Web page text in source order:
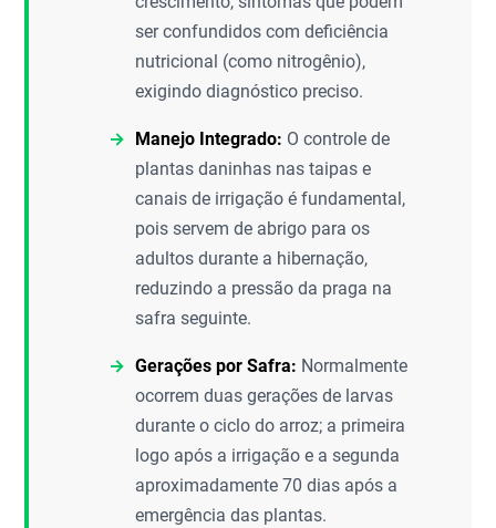
ser confundidos com deficiência
nutricional (como nitrogênio),
exigindo diagnóstico preciso.
Manejo Integrado: O controle de
plantas daninhas nas taipas e
canais de irrigação é fundamental,
pois servem de abrigo para os
adultos durante a hibernação,
reduzindo a pressão da praga na
safra seguinte.
Gerações por Safra: Normalmente
ocorrem duas gerações de larvas
durante o ciclo do arroz; a primeira
logo após a irrigação e a segunda
aproximadamente 70 dias após a
emergência das plantas.